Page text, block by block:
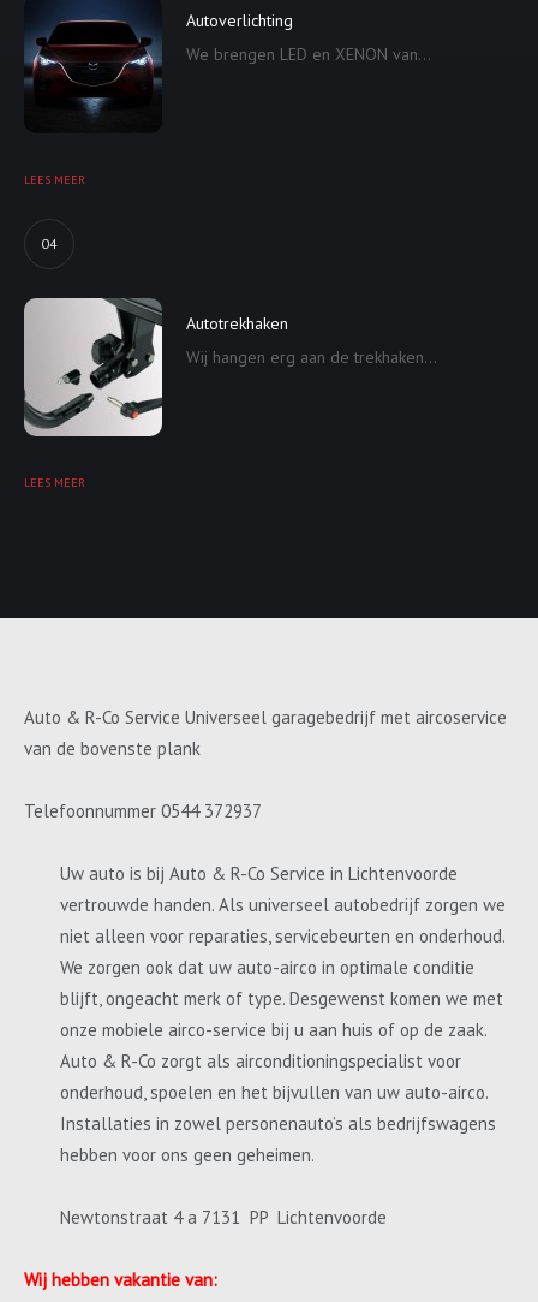
Autoverlichting
We brengen LED en XENON van...
LEES MEER
04
Autotrekhaken
Wij hangen erg aan de trekhaken...
LEES MEER
Auto & R-Co Service Universeel garagebedrijf met aircoservice
van de bovenste plank
Telefoonnummer 0544 372937
Uw auto is bij Auto & R-Co Service in Lichtenvoorde
vertrouwde handen. Als universeel autobedrijf zorgen we
niet alleen voor reparaties, servicebeurten en onderhoud.
We zorgen ook dat uw auto-airco in optimale conditie
blijft, ongeacht merk of type. Desgewenst komen we met
onze mobiele airco-service bij u aan huis of op de zaak.
Auto & R-Co zorgt als airconditioningspecialist voor
onderhoud, spoelen en het bijvullen van uw auto-airco.
Installaties in zowel personenauto’s als bedrijfswagens
hebben voor ons geen geheimen.
Newtonstraat 4 a 7131 PP Lichtenvoorde
Wij hebben vakantie van: